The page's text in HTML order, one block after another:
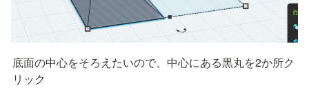
底面の中心をそろえたいので、中心にある黒丸を2か所ク
リック